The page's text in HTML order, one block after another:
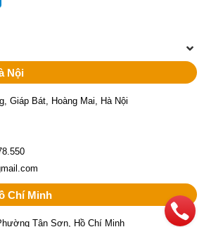
Nội
Giáp Bát, Hoàng Mai, Hà Nội
Chí Minh
Tân Sơn, Hồ Chí Minh